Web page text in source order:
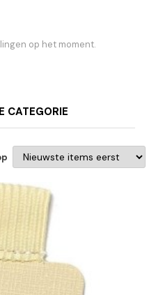
op het moment.
CATEGORIE